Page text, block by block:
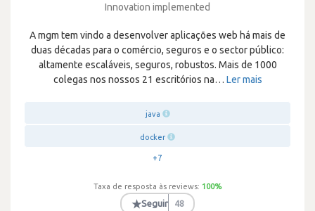
Innovation implemented
A mgm tem vindo a desenvolver aplicações web há mais de
duas décadas para o comércio, seguros e o sector público:
altamente escaláveis, seguros, robustos. Mais de 1000
colegas nos nossos 21 escritórios na… Ler mais
java
docker
+7
Taxa de resposta às reviews: 100%
★Seguir 48